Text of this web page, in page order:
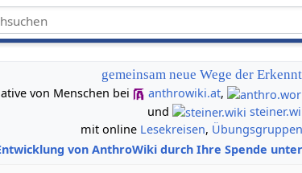
gemeinsam neue Wege der
von Menschen bei
anthrowiki.at,
und
mit online Lesekreisen, Übungsgruppen
von AnthroWiki durch Ihre Spende